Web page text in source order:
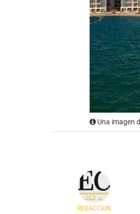
Una imagen
REDACCIÓN